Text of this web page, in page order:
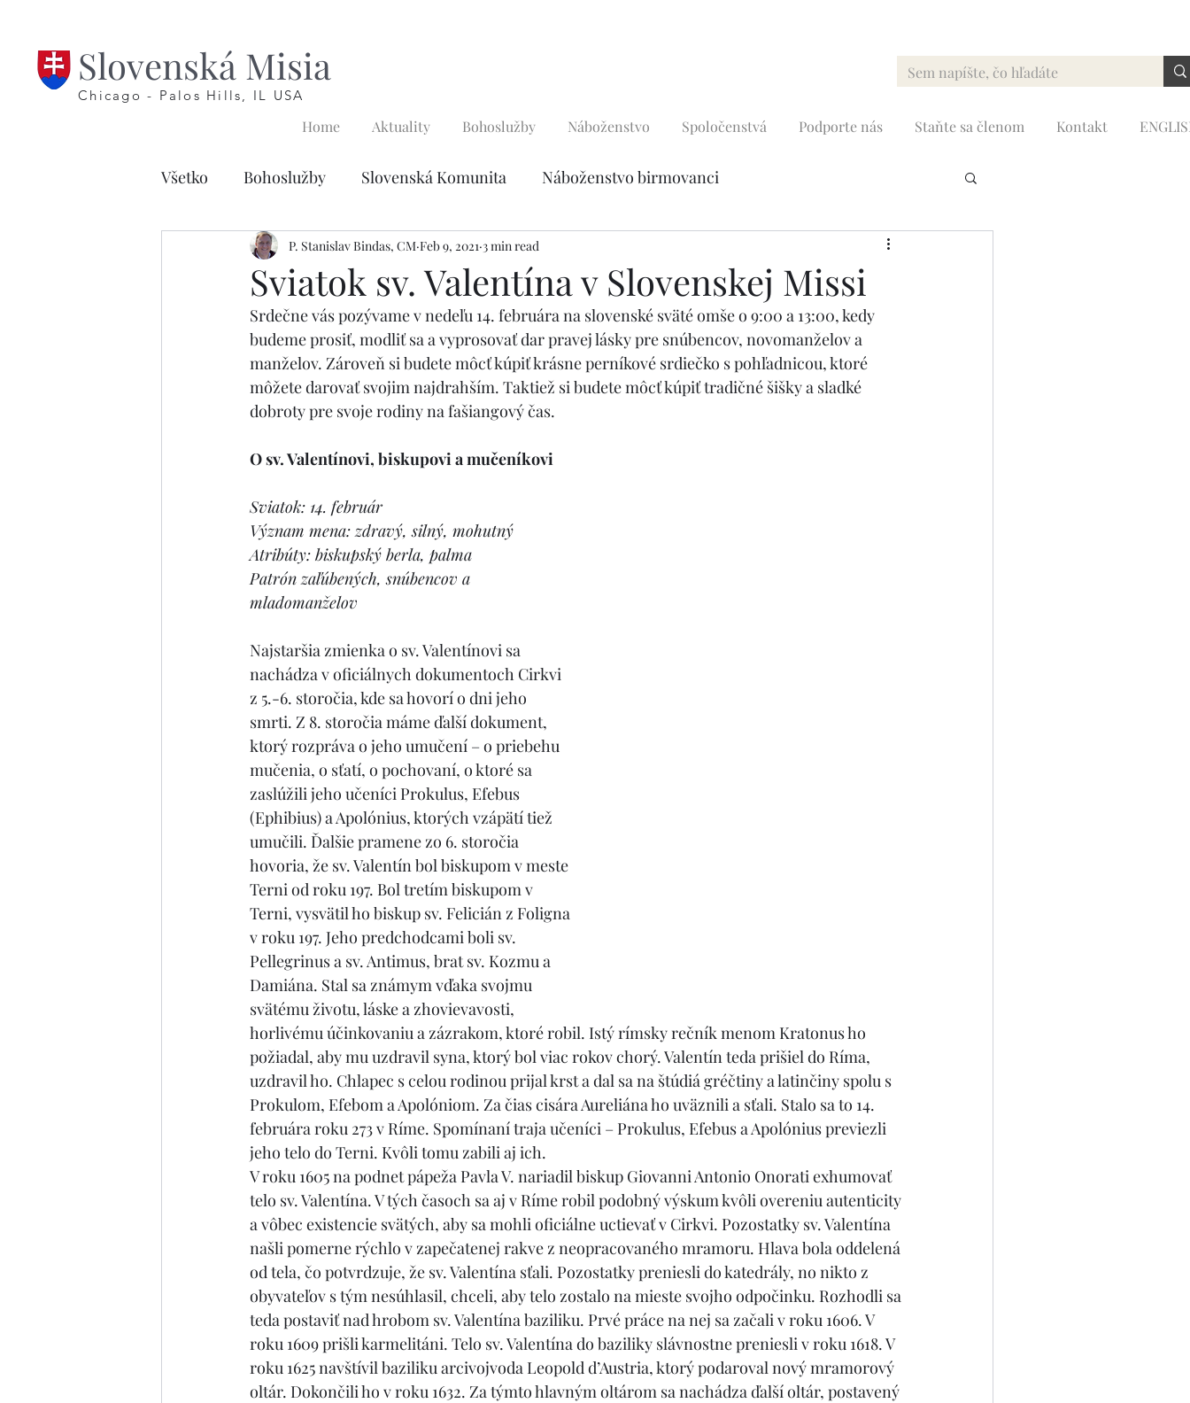
Slovenská Misia
Chicago - Palos Hills, IL USA
Home Aktuality Bohoslužby Náboženstvo Spoločenstvá Podporte nás Staňte sa členom Kontakt
Všetko Bohoslužby Slovenská Komunita Náboženstvo birmovanci
Náboženstvo prvoprijímajúce deti Modlidby Rok sv. Jozefa
Modlitby krížovej cesty Foto Galéria
Sviatok sv. Valentína v Slovenskej Missi
P. Stanislav Bindas, CM Feb 9, 2021 3 min read
Srdečne vás pozývame v nedeľu 14. februára na slovenské sväté omše o 9:00 a 13:00, kedy
budeme prosiť, modliť sa a vyprosovať dar pravej lásky pre snúbencov, novomanželov a
manželov. Zároveň si budete môcť kúpiť krásne perníkové srdiečko s pohľadnicou, ktoré
môžete darovať svojim najdrahším. Taktiež si budete môcť kúpiť tradičné šišky a sladké
dobroty pre svoje rodiny na fašiangový čas.
O sv. Valentínovi, biskupovi a mučeníkovi
Sviatok: 14. február
Význam mena: zdravý, silný, mohutný
Atribúty: biskupský berla, palma
Patrón zaľúbených, snúbencov a
mladomanželov
Najstaršia zmienka o sv. Valentínovi sa
nachádza v oficiálnych dokumentoch Cirkvi
z 5.-6. storočia, kde sa hovorí o dni jeho
smrti. Z 8. storočia máme ďalší dokument,
ktorý rozpráva o jeho umučení – o priebehu
mučenia, o sťatí, o pochovaní, o ktoré sa
zaslúžili jeho učeníci Prokulus, Efebus
(Ephibius) a Apolónius, ktorých vzápätí tiež
umučili. Ďalšie pramene zo 6. storočia
hovoria, že sv. Valentín bol biskupom v meste
Terni od roku 197. Bol tretím biskupom v
Terni, vysvätil ho biskup sv. Felicián z Foligna
v roku 197. Jeho predchodcami boli sv.
Pellegrinus a sv. Antimus, brat sv. Kozmu a
Damiána. Stal sa známym vďaka svojmu
svätému životu, láske a zhovievavosti,
horlivému účinkovaniu a zázrakom, ktoré robil. Istý rímsky rečník menom Kratonus ho
požiadal, aby mu uzdravil syna, ktorý bol viac rokov chorý. Valentín teda prišiel do Ríma,
uzdravil ho. Chlapec s celou rodinou prijal krst a dal sa na štúdiá gréčtiny a latinčiny spolu s
Prokulom, Efebom a Apolóniom. Za čias cisára Aureliána ho uväznili a sťali. Stalo sa to 14.
februára roku 273 v Ríme. Spomínaní traja učeníci – Prokulus, Efebus a Apolónius previezli
jeho telo do Terni. Kvôli tomu zabili aj ich.
V roku 1605 na podnet pápeža Pavla V. nariadil biskup Giovanni Antonio Onorati exhumovať
telo sv. Valentína. V tých časoch sa aj v Ríme robil podobný výskum kvôli overeniu autenticity
a vôbec existencie svätých, aby sa mohli oficiálne uctievať v Cirkvi. Pozostatky sv. Valentína
našli pomerne rýchlo v zapečatenej rakve z neopracovaného mramoru. Hlava bola oddelená
od tela, čo potvrdzuje, že sv. Valentína sťali. Pozostatky preniesli do katedrály, no nikto z
obyvateľov s tým nesúhlasil, chceli, aby telo zostalo na mieste svojho odpočinku. Rozhodli sa
teda postaviť nad hrobom sv. Valentína baziliku. Prvé práce na nej sa začali v roku 1606. V
roku 1609 prišli karmelitáni. Telo sv. Valentína do baziliky slávnostne preniesli v roku 1618. V
roku 1625 navštívil baziliku arcivojvoda Leopold d’Austria, ktorý podaroval nový mramorový
oltár. Dokončili ho v roku 1632. Za týmto hlavným oltárom sa nachádza ďalší oltár, postavený